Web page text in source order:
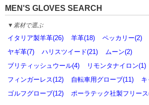
MEN'S GLOVES SEARCH
▼素材で選ぶ
イタリア製羊革(26) 羊革(18) ペッカリー(2)
ヤギ革(7)
ハリスツイード(21)
ムーン(2)
ブリティッシュウール(4)
リモンタナイロン(1)
フィンガーレス(12)
自転車用グローブ(11)
キ
ゴルフグローブ(12)
ポーラテック社製フリー